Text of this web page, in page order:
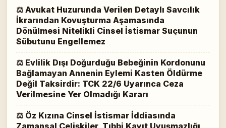
⚖ Avukat Huzurunda Verilen Detaylı Savcılık
İkrarından Kovuşturma Aşamasında
Dönülmesi Nitelikli Cinsel İstismar Suçunun
Sübutunu Engellemez
⚖ Evlilik Dışı Doğurduğu Bebeğinin Kordonunu
Bağlamayan Annenin Eylemi Kasten Öldürme
Değil Taksirdir: TCK 22/6 Uyarınca Ceza
Verilmesine Yer Olmadığı Kararı
⚖ Öz Kızına Cinsel İstismar İddiasında